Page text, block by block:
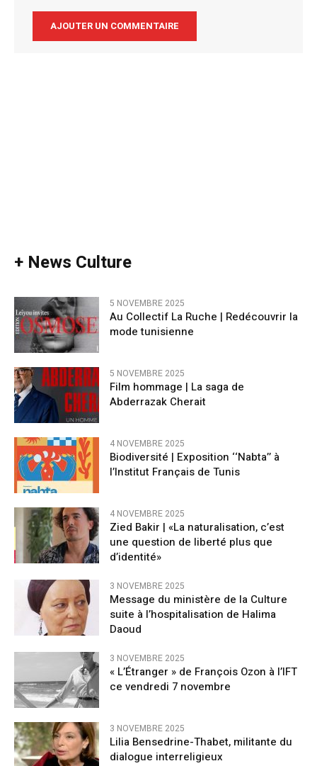
+ News Culture
5 NOVEMBRE 2025
Au Collectif La Ruche | Redécouvrir la
mode tunisienne
5 NOVEMBRE 2025
Film hommage | La saga de
Abderrazak Cherait
4 NOVEMBRE 2025
Biodiversité | Exposition ‘‘Nabta’’ à
l’Institut Français de Tunis
4 NOVEMBRE 2025
Zied Bakir | «La naturalisation, c’est
une question de liberté plus que
d’identité»
3 NOVEMBRE 2025
Message du ministère de la Culture
suite à l’hospitalisation de Halima
Daoud
3 NOVEMBRE 2025
« L’Étranger » de François Ozon à l’IFT
ce vendredi 7 novembre
3 NOVEMBRE 2025
Lilia Bensedrine-Thabet, militante du
dialogue interreligieux